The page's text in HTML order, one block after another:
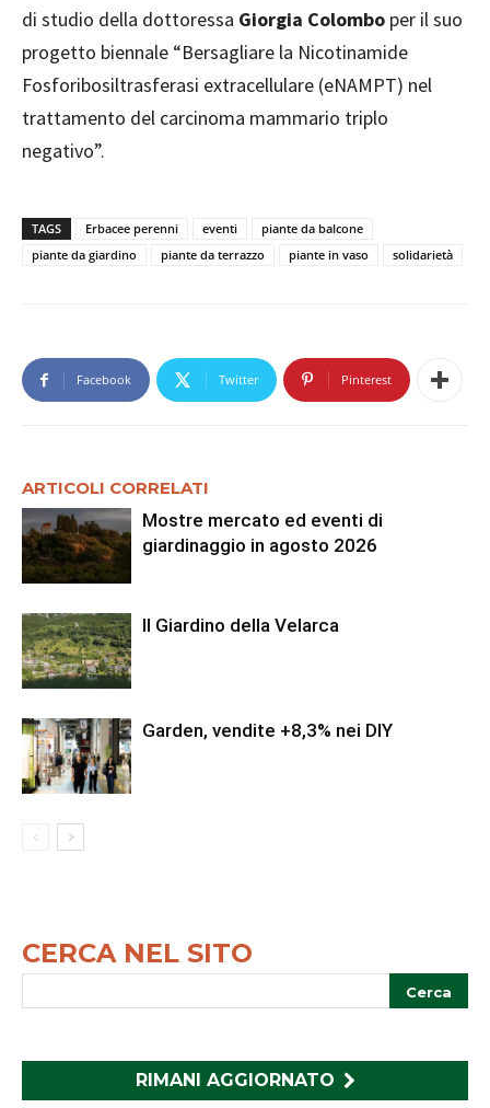
di studio della dottoressa Giorgia Colombo per il suo
progetto biennale “Bersagliare la Nicotinamide
Fosforibosiltrasferasi extracellulare (eNAMPT) nel
trattamento del carcinoma mammario triplo
negativo”.
TAGS Erbacee perenni eventi
piante da balcone
piante da giardino
piante da terrazzo piante in vaso solidarietà
Facebook Twitter Pinterest
ARTICOLI CORRELATI
Mostre mercato ed eventi di
giardinaggio in agosto 2026
Il Giardino della Velarca
Garden, vendite +8,3% nei DIY
CERCA NEL SITO
RIMANI AGGIORNATO